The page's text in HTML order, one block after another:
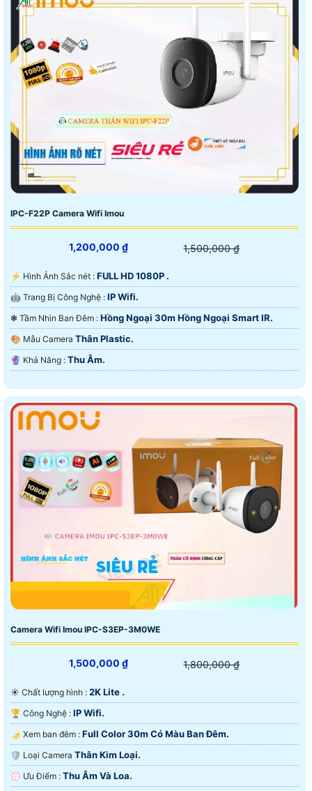
IPC-F22P Camera Wifi Imou
1,200,000 ₫ 1,500,000 ₫
️⚡ Hình Ảnh Sắc nét : FULL HD 1080P .
🤖️ Trang Bị Công Nghệ : IP Wifi.
❃ Tầm Nhìn Ban Đêm : Hồng Ngoại 30m Hồng Ngoại Smart IR.
🎨 Mẫu Camera Thân Plastic.
️🔮 Khả Năng : Thu Âm.
Camera Wifi Imou IPC-S3EP-3M0WE
1,500,000 ₫ 1,800,000 ₫
☀️ Chất lượng hình : 2K Lite .
🏆 Công Nghệ : IP Wifi.
🌛 Xem ban đêm : Full Color 30m Có Màu Ban Đêm.
🛡 Loại Camera Thân Kim Loại.
️💮 Ưu Điểm : Thu Âm Và Loa.